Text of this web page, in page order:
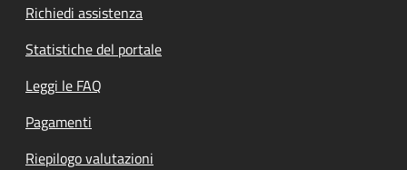
Richiedi assistenza
Statistiche del portale
Leggi le FAQ
Pagamenti
Riepilogo valutazioni